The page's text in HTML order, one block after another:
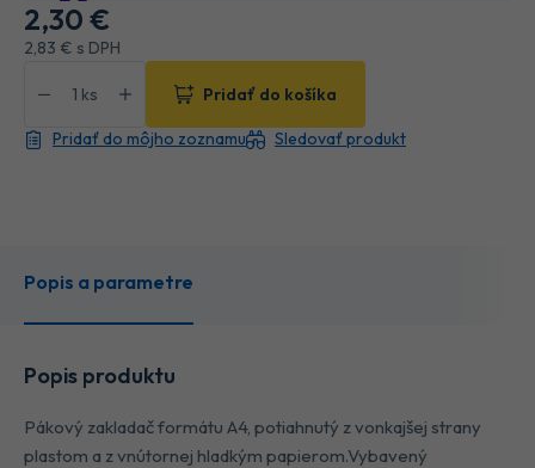
2,30 €
2,83 € s DPH
Pridať do košíka
Pridať do môjho zoznamu Sledovať produkt
Popis a parametre
Popis produktu
Pákový zakladač formátu A4, potiahnutý z vonkajšej strany
plastom a z vnútornej hladkým papierom.Vybavený